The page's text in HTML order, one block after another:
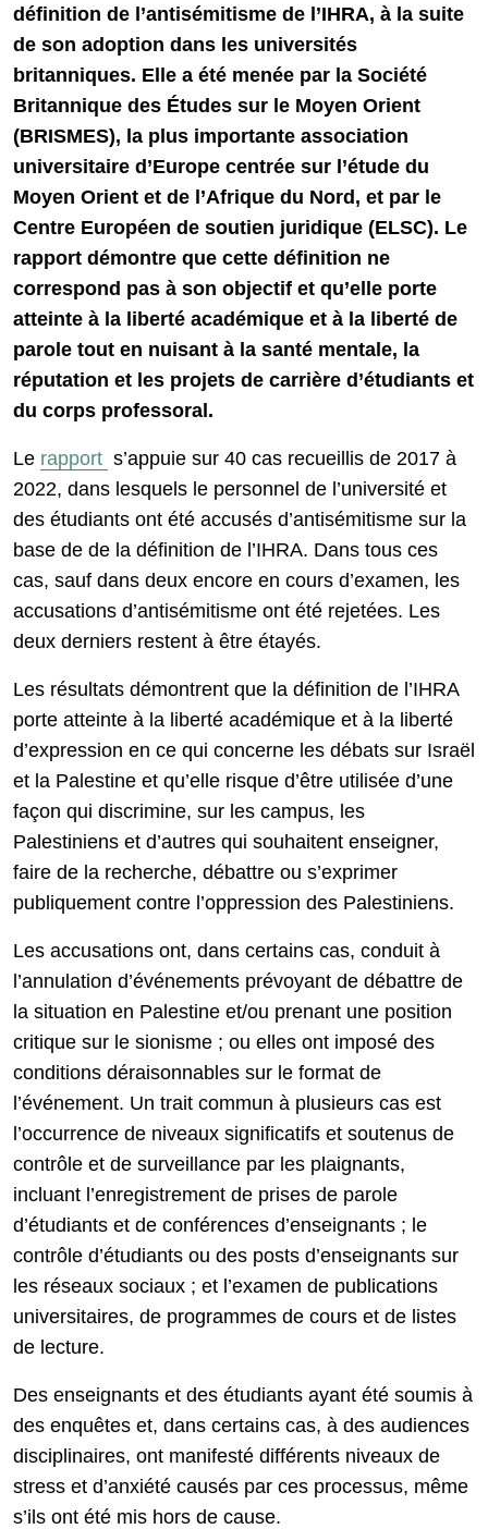
définition de l’antisémitisme de l’IHRA, à la suite
de son adoption dans les universités
britanniques. Elle a été menée par la Société
Britannique des Études sur le Moyen Orient
(BRISMES), la plus importante association
universitaire d’Europe centrée sur l’étude du
Moyen Orient et de l’Afrique du Nord, et par le
Centre Européen de soutien juridique (ELSC). Le
rapport démontre que cette définition ne
correspond pas à son objectif et qu’elle porte
atteinte à la liberté académique et à la liberté de
parole tout en nuisant à la santé mentale, la
réputation et les projets de carrière d’étudiants et
du corps professoral.
Le rapport s’appuie sur 40 cas recueillis de 2017 à
2022, dans lesquels le personnel de l’université et
des étudiants ont été accusés d’antisémitisme sur la
base de de la définition de l’IHRA. Dans tous ces
cas, sauf dans deux encore en cours d’examen, les
accusations d’antisémitisme ont été rejetées. Les
deux derniers restent à être étayés.
Les résultats démontrent que la définition de l’IHRA
porte atteinte à la liberté académique et à la liberté
d’expression en ce qui concerne les débats sur Israël
et la Palestine et qu’elle risque d’être utilisée d’une
façon qui discrimine, sur les campus, les
Palestiniens et d’autres qui souhaitent enseigner,
faire de la recherche, débattre ou s’exprimer
publiquement contre l’oppression des Palestiniens.
Les accusations ont, dans certains cas, conduit à
l’annulation d’événements prévoyant de débattre de
la situation en Palestine et/ou prenant une position
critique sur le sionisme ; ou elles ont imposé des
conditions déraisonnables sur le format de
l’événement. Un trait commun à plusieurs cas est
l’occurrence de niveaux significatifs et soutenus de
contrôle et de surveillance par les plaignants,
incluant l’enregistrement de prises de parole
d’étudiants et de conférences d’enseignants ; le
contrôle d’étudiants ou des posts d’enseignants sur
les réseaux sociaux ; et l’examen de publications
universitaires, de programmes de cours et de listes
de lecture.
Des enseignants et des étudiants ayant été soumis à
des enquêtes et, dans certains cas, à des audiences
disciplinaires, ont manifesté différents niveaux de
stress et d’anxiété causés par ces processus, même
s’ils ont été mis hors de cause.